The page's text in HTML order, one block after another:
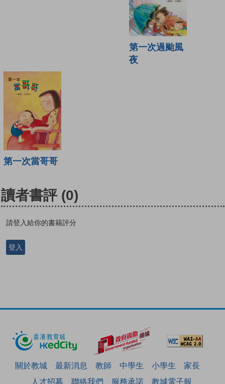
第一次過颱風
夜
第一次當哥哥
讀者書評 (0)
請登入給你的書籍評分
登入
關於教城 最新消息 教師 中學生 小學生
家長
人才招募
聯絡我們 服務承諾 教城電子報